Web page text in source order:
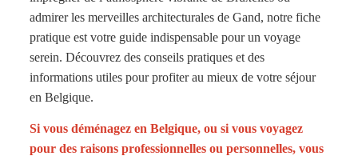
admirer les merveilles architecturales de Gand, notre fiche
pratique est votre guide indispensable pour un voyage
serein. Découvrez des conseils pratiques et des
informations utiles pour profiter au mieux de votre séjour
en Belgique.
Si vous déménagez en Belgique, ou si vous voyagez
pour des raisons professionnelles ou personnelles, vous